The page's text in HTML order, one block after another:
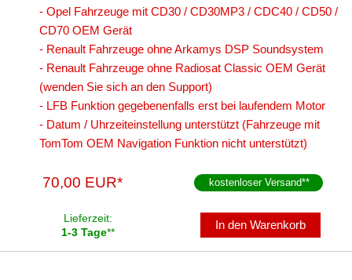
- Opel Fahrzeuge mit CD30 / CD30MP3 / CDC40 / CD50 /
CD70 OEM Gerät
- Renault Fahrzeuge ohne Arkamys DSP Soundsystem
- Renault Fahrzeuge ohne Radiosat Classic OEM Gerät
(wenden Sie sich an den Support)
- LFB Funktion gegebenenfalls erst bei laufendem Motor
- Datum / Uhrzeiteinstellung unterstützt (Fahrzeuge mit
TomTom OEM Navigation Funktion nicht unterstützt)
70,00 EUR* kostenloser Versand**
Lieferzeit:
1-3 Tage**
In den Warenkorb